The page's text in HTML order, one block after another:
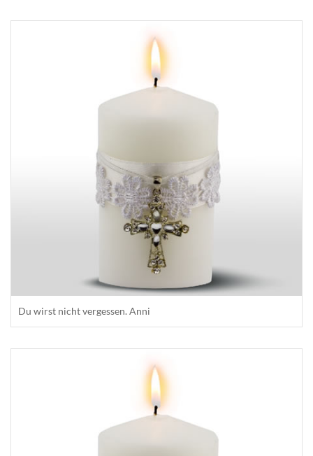
Du wirst nicht vergessen. Anni